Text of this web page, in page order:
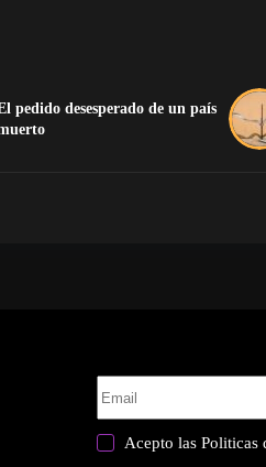
pedido desesperado de un país
Acepto lasPoliticas